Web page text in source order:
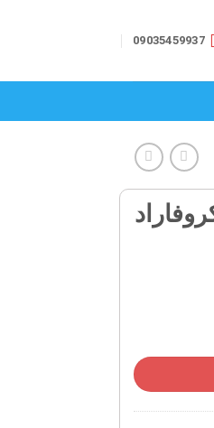
09035459937